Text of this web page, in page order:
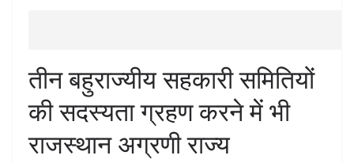
तीन बहुराज्यीय सहकारी समितियों
की सदस्यता ग्रहण करने में भी
राजस्थान अग्रणी राज्य